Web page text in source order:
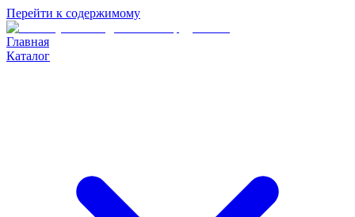
Перейти к содержимому
Главная
Каталог